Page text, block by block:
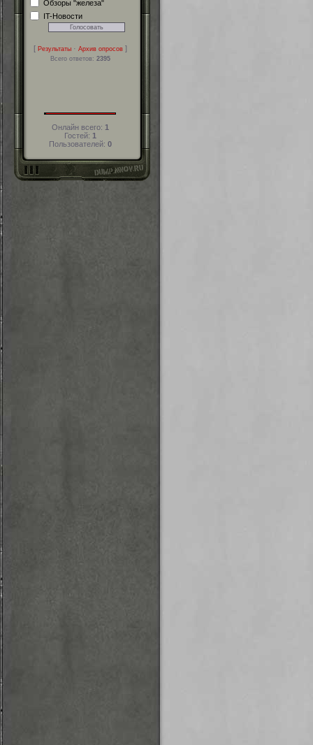
Обзоры "железа"
IT-Новости
[ Результаты· Архив опросов]
Всего ответов: 2395
Онлайн всего: 1
Гостей: 1
Пользователей: 0